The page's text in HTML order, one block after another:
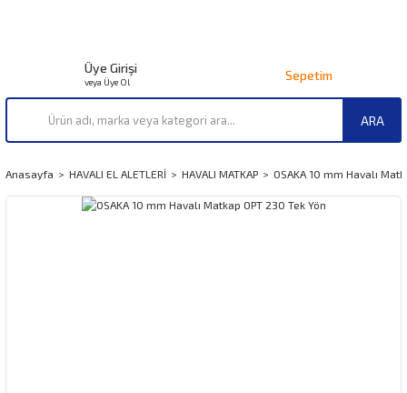
ARA
Üye Girişi
veya Üye Ol Sepetim
Anasayfa HAVALI EL ALETLERİ HAVALI MATKAP OSAKA 10 mm Havalı